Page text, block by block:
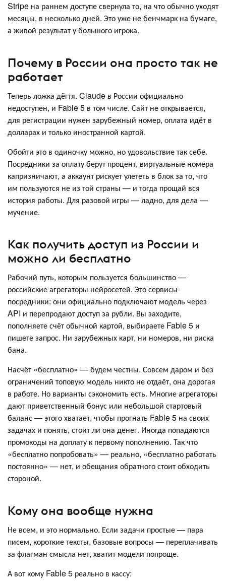
Stripe на раннем доступе свернула то, на что обычно уходят
месяцы, в несколько дней. Это уже не бенчмарк на бумаге,
а живой результат у большого игрока.
Почему в России она просто так не
работает
Теперь ложка дёгтя. Claude в России официально
недоступен, и Fable 5 в том числе. Сайт не открывается,
для регистрации нужен зарубежный номер, оплата идёт в
долларах и только иностранной картой.
Обойти это в одиночку можно, но удовольствие так себе.
Посредники за оплату берут процент, виртуальные номера
капризничают, а аккаунт рискует улететь в блок за то, что
им пользуются не из той страны — и тогда прощай вся
история работы. Для разовой игры — ладно, для дела —
мучение.
Как получить доступ из России и
можно ли бесплатно
Рабочий путь, которым пользуется большинство —
российские агрегаторы нейросетей. Это сервисы-
посредники: они официально подключают модель через
API и перепродают доступ за рубли. Вы заходите,
пополняете счёт обычной картой, выбираете Fable 5 и
пишете запрос. Ни зарубежных карт, ни номеров, ни риска
бана.
Насчёт «бесплатно» — будем честны. Совсем даром и без
ограничений топовую модель никто не отдаёт, она дорогая
в работе. Но варианты сэкономить есть. Многие агрегаторы
дают приветственный бонус или небольшой стартовый
баланс — этого хватает, чтобы прогнать Fable 5 на своих
задачах и понять, стоит ли она денег. Иногда попадаются
промокоды на доплату к первому пополнению. Так что
«бесплатно попробовать» — реально, «бесплатно работать
постоянно» — нет, и обещания обратного стоит обходить
стороной.
Кому она вообще нужна
Не всем, и это нормально. Если задачи простые — пара
писем, короткие тексты, базовые вопросы — переплачивать
за флагман смысла нет, хватит модели попроще.
А вот кому Fable 5 реально в кассу: